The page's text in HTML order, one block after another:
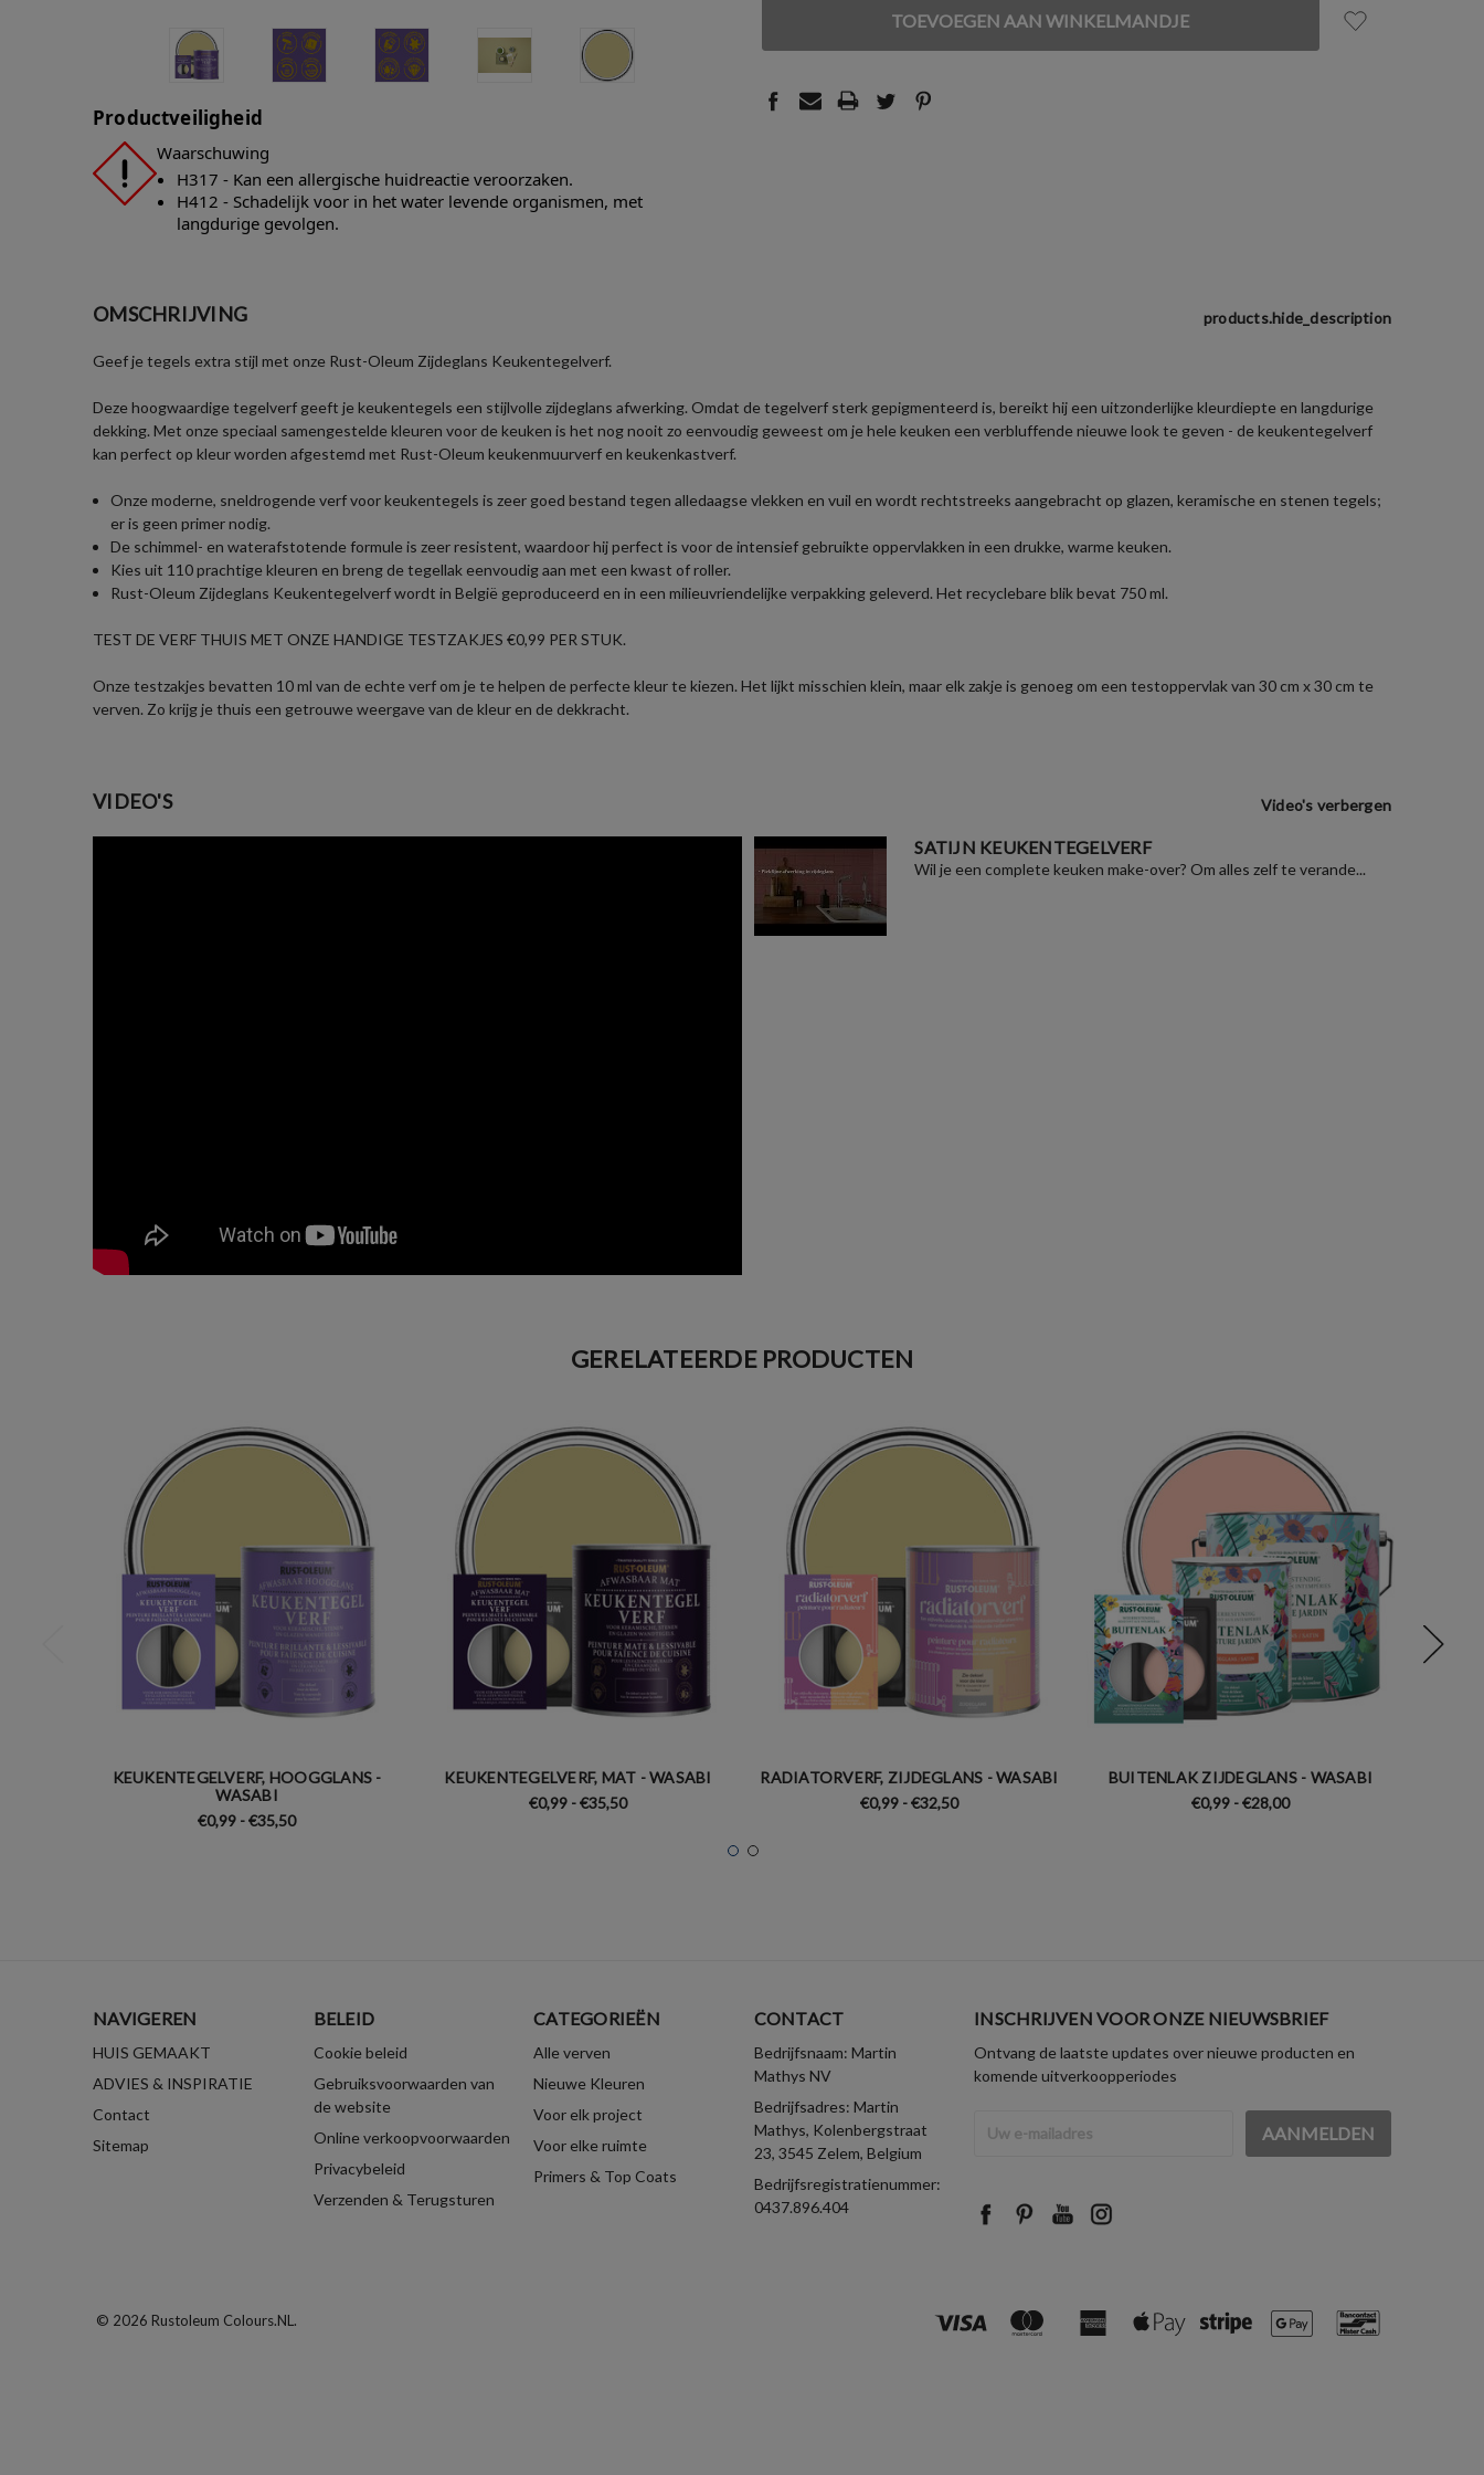
Productveiligheid
Waarschuwing
H317 - Kan een allergische huidreactie veroorzaken.
H412 - Schadelijk voor in het water levende organismen, met
langdurige gevolgen.
UNDEFINEDUNDEFINED
OMSCHRIJVING products.hide_description
Geef je tegels extra stijl met onze Rust-Oleum Zijdeglans Keukentegelverf.
Deze hoogwaardige tegelverf geeft je keukentegels een stijlvolle zijdeglans afwerking. Omdat de tegelverf sterk gepigmenteerd is, bereikt hij een uitzonderlijke kleurdiepte en langdurige
dekking. Met onze speciaal samengestelde kleuren voor de keuken is het nog nooit zo eenvoudig geweest om je hele keuken een verbluffende nieuwe look te geven - de keukentegelverf
kan perfect op kleur worden afgestemd met Rust-Oleum keukenmuurverf en keukenkastverf.
Onze moderne, sneldrogende verf voor keukentegels is zeer goed bestand tegen alledaagse vlekken en vuil en wordt rechtstreeks aangebracht op glazen, keramische en stenen tegels;
er is geen primer nodig.
De schimmel- en waterafstotende formule is zeer resistent, waardoor hij perfect is voor de intensief gebruikte oppervlakken in een drukke, warme keuken.
Kies uit 110 prachtige kleuren en breng de tegellak eenvoudig aan met een kwast of roller.
Rust-Oleum Zijdeglans Keukentegelverf wordt in België geproduceerd en in een milieuvriendelijke verpakking geleverd. Het recyclebare blik bevat 750 ml.
TEST DE VERF THUIS MET ONZE HANDIGE TESTZAKJES €0,99 PER STUK.
Onze testzakjes bevatten 10 ml van de echte verf om je te helpen de perfecte kleur te kiezen. Het lijkt misschien klein, maar elk zakje is genoeg om een testoppervlak van 30 cm x 30 cm te
verven. Zo krijg je thuis een getrouwe weergave van de kleur en de dekkracht.
VIDEO'S Video's verbergen
SATIJN KEUKENTEGELVERF
Wil je een complete keuken make-over? Om alles zelf te verande...
GERELATEERDE PRODUCTEN
KEUKENTEGELVERF, HOOGGLANS -
WASABI
€0,99 - €35,50
KEUKENTEGELVERF, MAT - WASABI
€0,99 - €35,50
RADIATORVERF, ZIJDEGLANS - WASABI
€0,99 - €32,50
BUITENLAK ZIJDEGLANS - WASABI
€0,99 - €28,00
NAVIGEREN
HUIS GEMAAKT
ADVIES & INSPIRATIE
Contact
Sitemap
BELEID
Cookie beleid
Gebruiksvoorwaarden van
de website
Online verkoopvoorwaarden
Privacybeleid
Verzenden & Terugsturen
CATEGORIEËN
Alle verven
Nieuwe Kleuren
Voor elk project
Voor elke ruimte
Primers & Top Coats
CONTACT
Bedrijfsnaam: Martin
Mathys NV
Bedrijfsadres: Martin
Mathys, Kolenbergstraat
23, 3545 Zelem, Belgium
Bedrijfsregistratienummer:
0437.896.404
INSCHRIJVEN VOOR ONZE NIEUWSBRIEF
Ontvang de laatste updates over nieuwe producten en
komende uitverkoopperiodes
mailadres
© 2026 Rustoleum Colours.NL.